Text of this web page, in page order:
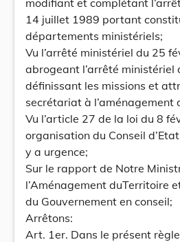
modifiant et complétant
14 juillet 1989 portant
départements ministériels;
Vu l’arrêté ministériel du 25
abrogeant l’arrêté ministériel
définissant les missions et
secrétariat à l’aménagement
Vu l’article 27 de la loi du 8
organisation du Conseil
y a urgence;
Sur le rapport de Notre
l’Aménagement duTerritoire
du Gouvernement en conseil;
Arrêtons:
Art. 1er. Dans le présent